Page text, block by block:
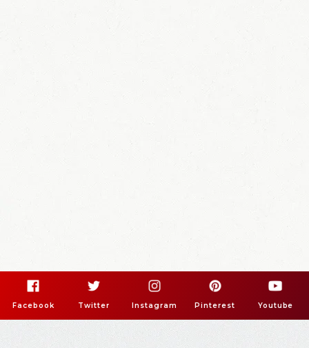
Facebook Twitter Instagram Pinterest Youtube